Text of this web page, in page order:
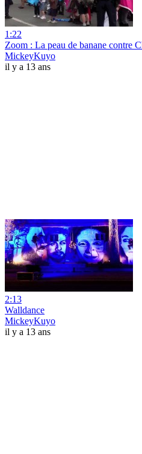
1:22
Zoom : La peau de banane contre
MickeyKuyo
il y a 13 ans
2:13
Walldance
MickeyKuyo
il y a 13 ans